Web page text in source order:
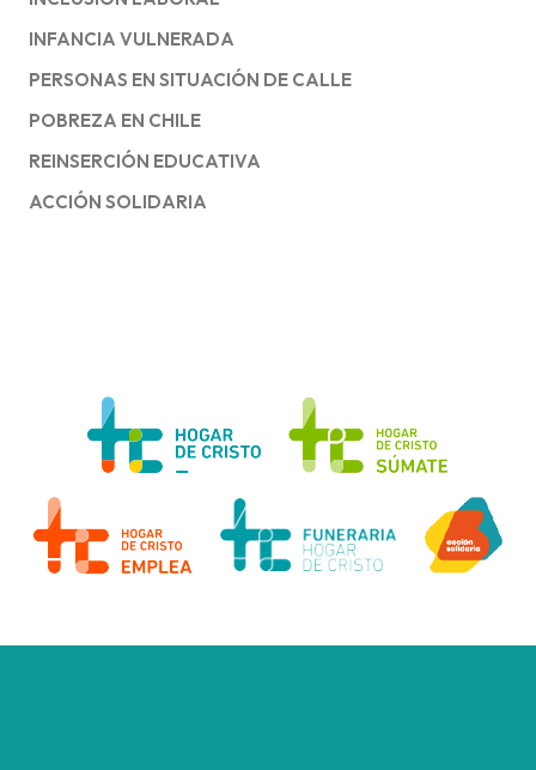
INFANCIA VULNERADA
PERSONAS EN SITUACIÓN DE CALLE
POBREZA EN CHILE
REINSERCIÓN EDUCATIVA
ACCIÓN SOLIDARIA